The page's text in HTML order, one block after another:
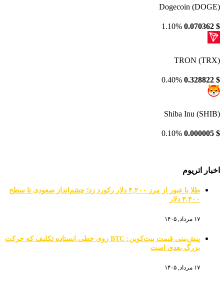
Dogecoin (DOGE)
$
0.070362
1.10%
TRON (TRX)
$
0.328822
0.40%
Shiba Inu (SHIB)
$
0.000005
0.10%
اخبار اتریوم
طلا با عبور از مرز ۴,۲۰۰ دلار رکورد زد؛ چشم‌انداز صعودی تا سطح
۴,۴۰۰ دلار
۱۷ مرداد, ۱۴۰۵
پیش‌بینی قیمت بیت‌کوین: BTC روی خطی ایستاده تکلیف که حرکت
بزرگ بعدی است
۱۷ مرداد, ۱۴۰۵